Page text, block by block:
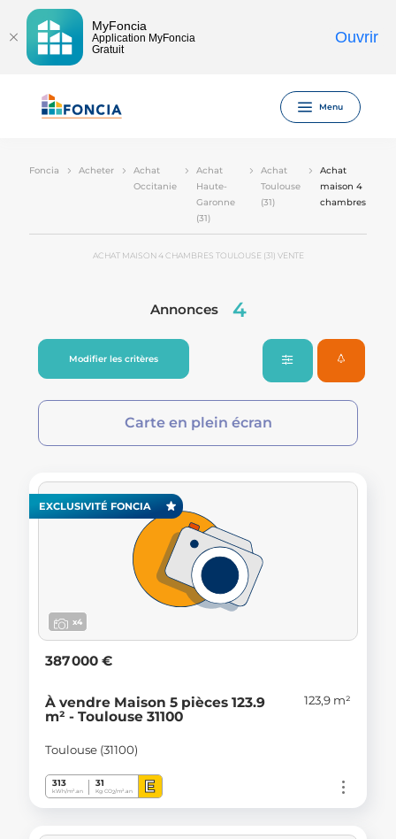
MyFoncia
Application MyFoncia
Gratuit
Ouvrir
Menu
Foncia Acheter
Achat
Occitanie
Achat
Haute-
Garonne
(31)
Achat
Toulouse
(31)
Achat
maison 4
chambres
ACHAT MAISON 4 CHAMBRES TOULOUSE (31) VENTE
Annonces 4
Modifier les critères
Carte en plein écran
EXCLUSIVITÉ FONCIA
x4
387 000 €
À vendre Maison 5 pièces 123.9
m² - Toulouse 31100
123,9 m²
Toulouse (31100)
313
kWh/m².an
31
Kg CO2/m².an E